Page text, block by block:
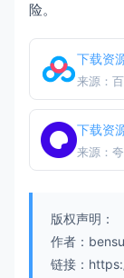
险。
下载资
来源：
下载资
来源：
版权声明：
作者：
链接：